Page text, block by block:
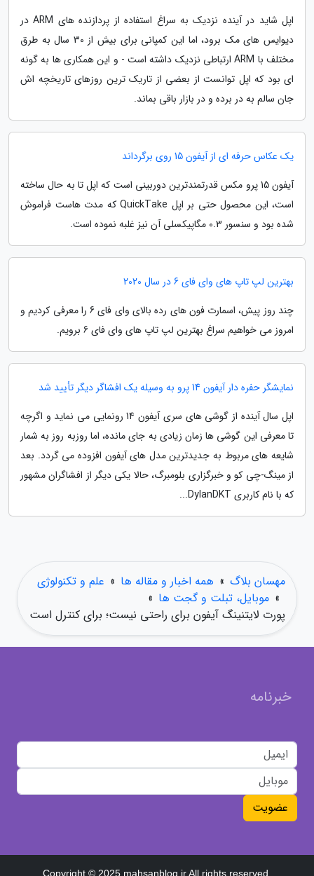
اپل شاید در آینده نزدیک به سراغ استفاده از پردازنده های ARM در
دیوایس های مک برود، اما این کمپانی برای بیش از 30 سال به طرق
مختلف با ARM ارتباطی نزدیک داشته است - و این همکاری ها به گونه
ای بود که اپل توانست از بعضی از تاریک ترین روزهای تاریخچه اش
جان سالم به در برده و در بازار باقی بماند.
یک عکاس حرفه ای از آیفون 15 روی برگرداند
آیفون 15 پرو مکس قدرتمندترین دوربینی است که اپل تا به حال ساخته
است، این محصول حتی بر اپل QuickTake که مدت هاست فراموش
شده بود و سنسور 0.3 مگاپیکسلی آن نیز غلبه نموده است.
بهترین لپ تاپ های وای فای 6 در سال 2020
چند روز پیش، اسمارت فون های رده بالای وای فای 6 را معرفی کردیم و
امروز می خواهیم سراغ بهترین لپ تاپ های وای فای 6 برویم.
نمایشگر حفره دار آیفون 14 پرو به وسیله یک افشاگر دیگر تأیید شد
اپل سال آینده از گوشی های سری آیفون 14 رونمایی می نماید و اگرچه
تا معرفی این گوشی ها زمان زیادی به جای مانده، اما روزبه روز به شمار
شایعه های مربوط به جدیدترین مدل های آیفون افزوده می گردد. بعد
از مینگ-چی کو و خبرگزاری بلومبرگ، حالا یکی دیگر از افشاگران مشهور
که با نام کاربری DylanDKT...
مهسان بلاگ » همه اخبار و مقاله ها » علم و تکنولوژی
» موبایل، تبلت و گجت ها »
پورت لایتنینگ آیفون برای راحتی نیست؛ برای کنترل است
خبرنامه
عضویت
Copyright © 2025 mahsanblog.ir All rights reserved.